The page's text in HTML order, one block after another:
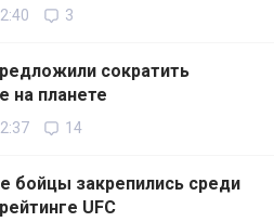
3
сократить
на планете
14
бойцы закрепились среди
UFC